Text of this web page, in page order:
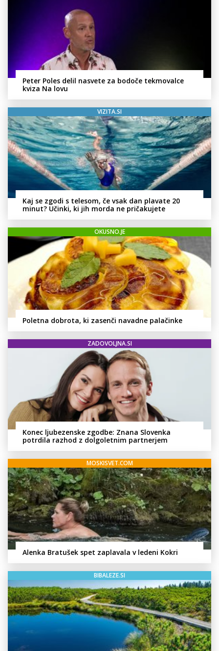
Peter Poles delil nasvete za bodoče tekmovalce
kviza Na lovu
VIZITA.SI
Kaj se zgodi s telesom, če vsak dan plavate 20
minut? Učinki, ki jih morda ne pričakujete
OKUSNO.JE
Poletna dobrota, ki zasenči navadne palačinke
ZADOVOLJNA.SI
Konec ljubezenske zgodbe: Znana Slovenka
potrdila razhod z dolgoletnim partnerjem
MOSKISVET.COM
Alenka Bratušek spet zaplavala v ledeni Kokri
BIBALEZE.SI